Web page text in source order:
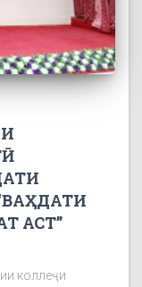
АСТ”
коллеҷи